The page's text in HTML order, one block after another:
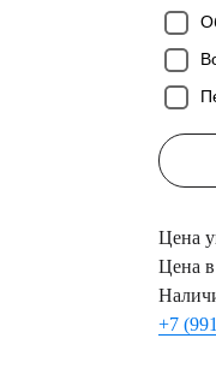
Цена
Цена в
+7